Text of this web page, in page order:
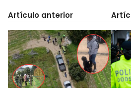
Artículo anterior